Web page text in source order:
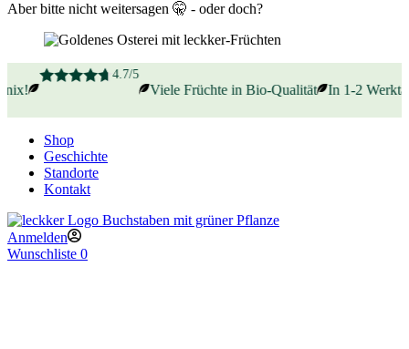
Aber bitte nicht weitersagen 🤫 - oder doch?
4.7/5
Viele Früchte in Bio-Qualität In 1-2
Shop
Geschichte
Standorte
Kontakt
Anmelden
Wunschliste 0